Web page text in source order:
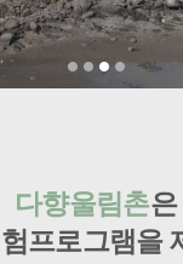
다향울림촌은
프로그램을